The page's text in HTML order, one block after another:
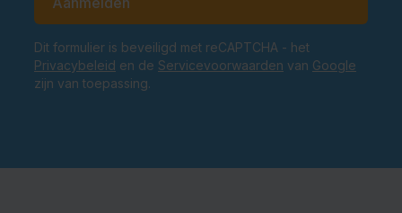
Dit formulier is beveiligd met reCAPTCHA - het
Privacybeleid en de Servicevoorwaarden van Google
zijn van toepassing.